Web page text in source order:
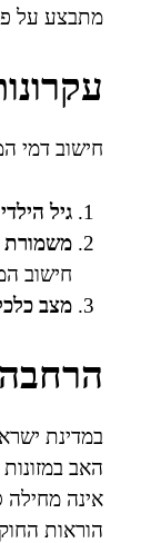
מתבצע על
חישוב דמי
גיל
משמורת
חישוב
מצב
הרחבה
במדינת
אינה מחילה
הוראות